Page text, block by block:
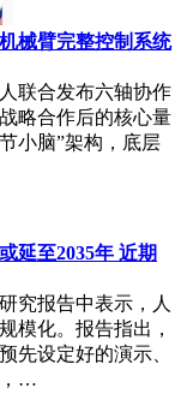
械臂完整控制系统
联合发布六轴协作
略合作后的核心量
小脑”架构，底层
延至2035年 近期
究报告中表示，人
模化。报告指出，
先设定好的演示、
，…